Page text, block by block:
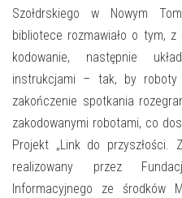
Szołdrskiego w Nowym
bibliotece rozmawiało o tym,
kodowanie, następnie
instrukcjami – tak, by roboty
zakończenie spotkania
zakodowanymi robotami, co
Projekt „Link do przyszłości.
realizowany przez
Informacyjnego ze środków